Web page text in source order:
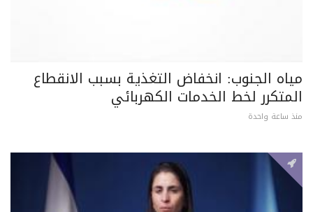
مياه الجنوب: انخفاض التغذية بسبب الانقطاع
المتكرر لخط الخدمات الكهربائي
منذ ساعة واحدة